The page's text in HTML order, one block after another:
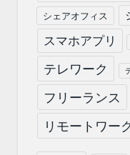
シェアオフィス
スマホアプリ
テレワーク
フリーランス
リモートワー